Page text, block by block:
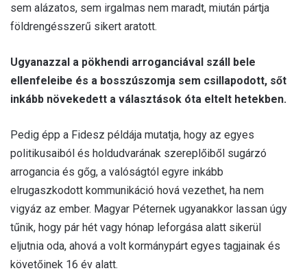
sem alázatos, sem irgalmas nem maradt, miután pártja
földrengésszerű sikert aratott.
Ugyanazzal a pökhendi arroganciával száll bele
ellenfeleibe és a bosszúszomja sem csillapodott, sőt
inkább növekedett a választások óta eltelt hetekben.
Pedig épp a Fidesz példája mutatja, hogy az egyes
politikusaiból és holdudvarának szereplőiből sugárzó
arrogancia és gőg, a valóságtól egyre inkább
elrugaszkodott kommunikáció hová vezethet, ha nem
vigyáz az ember. Magyar Péternek ugyanakkor lassan úgy
tűnik, hogy pár hét vagy hónap leforgása alatt sikerül
eljutnia oda, ahová a volt kormánypárt egyes tagjainak és
követőinek 16 év alatt.